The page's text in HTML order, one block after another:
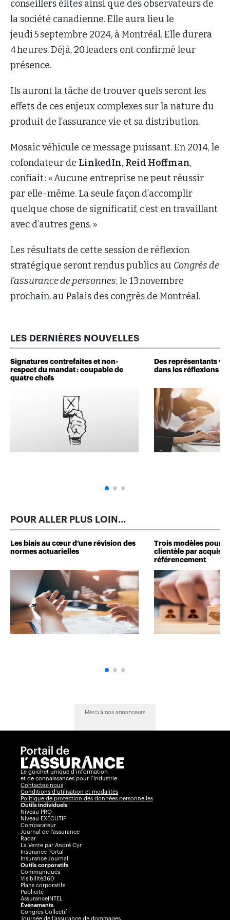
conseillers élites ainsi que des observateurs de
la société canadienne. Elle aura lieu le
jeudi 5 septembre 2024, à Montréal. Elle durera
4 heures. Déjà, 20 leaders ont confirmé leur
présence.
Ils auront la tâche de trouver quels seront les
effets de ces enjeux complexes sur la nature du
produit de l’assurance vie et sa distribution.
Mosaic véhicule ce message puissant. En 2014, le
cofondateur de LinkedIn, Reid Hoffman,
confiait : « Aucune entreprise ne peut réussir
par elle-même. La seule façon d’accomplir
quelque chose de significatif, c’est en travaillant
avec d’autres gens. »
Les résultats de cette session de réflexion
stratégique seront rendus publics au Congrès de
l’assurance de personnes, le 13 novembre
prochain, au Palais des congrès de Montréal.
LES DERNIÈRES NOUVELLES
Signatures contrefaites et non-
respect du mandat : coupable de
quatre chefs
Des représentants
dans les réflexions de
POUR ALLER PLUS LOIN...
Les biais au cœur d’une révision des
normes actuarielles
Trois modèles pour
clientèle par
référencement
Merci à nos annonceurs
Le guichet unique d’information
et de connaissances pour l’industrie
Contactez-nous
Conditions d’utilisation et modalités
Politique de protection des données personnelles
Outils individuels
Niveau PRO
Niveau EXÉCUTIF
Comparateur
Journal de l’assurance
Radar
La Vente par André Cyr
Insurance Portal
Insurance Journal
Outils corporatifs
Communiqués
Visibilité360
Plans corporatifs
Publicité
AssuranceINTEL
Événements
Congrès Collectif
Journée de l’assurance de dommages